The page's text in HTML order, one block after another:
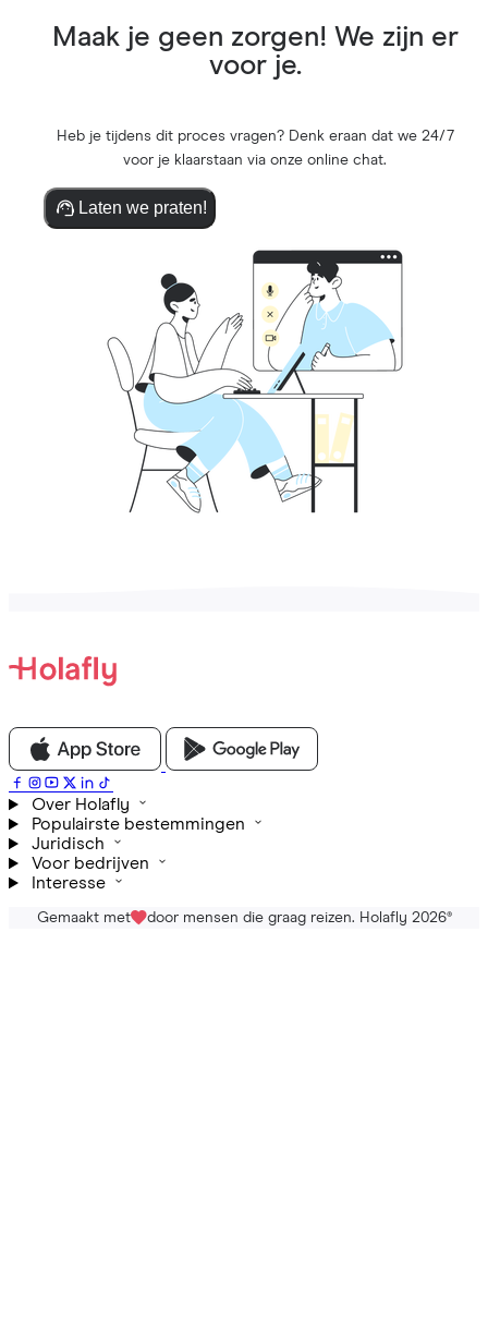
Maak je geen zorgen! We zijn er
voor je.
Heb je tijdens dit proces vragen? Denk eraan dat we 24/7
voor je klaarstaan via onze online chat.
Laten we praten!
Over Holafly
Populairste bestemmingen
Juridisch
Voor bedrijven
Interesse
Gemaakt met door mensen die graag reizen. Holafly 2026®